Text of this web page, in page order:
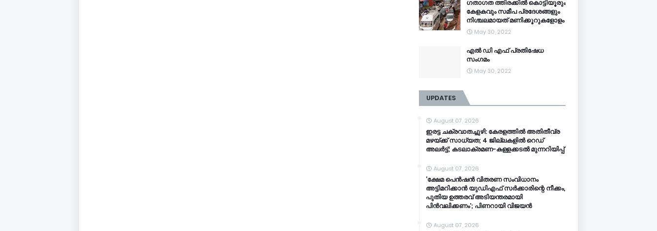
ഗതാഗത ത്തിരക്കിൽ കൊട്ടിയൂരും
കേളകവും സമീപ പ്രദേശങ്ങളും
നിശ്ചലമായത് മണിക്കൂറുകളോളം
May 30, 2022
എൽ ഡി എഫ് പ്രതിഷേധ
സംഗമം
May 30, 2022
UPDATES
August 07, 2026
ഇരട്ട ചക്രവാതച്ചുഴി: കേരളത്തിൽ അതിതീവ്ര
മഴയ്ക്ക് സാധ്യത; 4 ജില്ലകളിൽ റെഡ്
അലർട്ട്; കടലാക്രമണ-കള്ളക്കടൽ മുന്നറിയിപ്പ്
August 07, 2026
‘ക്ഷേമ പെൻഷൻ വിതരണ സംവിധാനം
അട്ടിമറിക്കാൻ യുഡിഎഫ് സർക്കാരിന്റെ നീക്കം,
പുതിയ ഉത്തരവ് അടിയന്തരമായി
പിൻവലിക്കണം’; പിണറായി വിജയൻ
August 07, 2026